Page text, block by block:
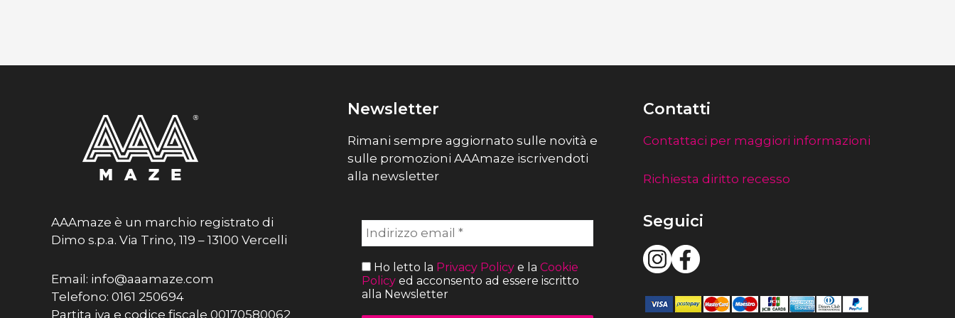
AAAmaze è un marchio registrato di
Dimo s.p.a. Via Trino, 119 – 13100 Vercelli
Email: info@aaamaze.com
Telefono: 0161 250694
Partita iva e codice fiscale 00170580062
Newsletter
Rimani sempre aggiornato sulle novità e
sulle promozioni AAAmaze iscrivendoti
alla newsletter
Ho letto la Privacy Policye la Cookie
Policyed acconsento ad essere iscritto
alla Newsletter
Contatti
Contattaci per maggiori informazioni
Richiesta diritto recesso
Seguici